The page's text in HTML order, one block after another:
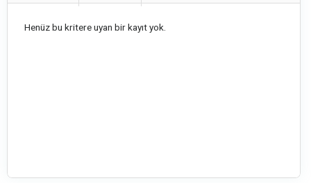
Henüz bu kritere uyan bir kayıt yok.